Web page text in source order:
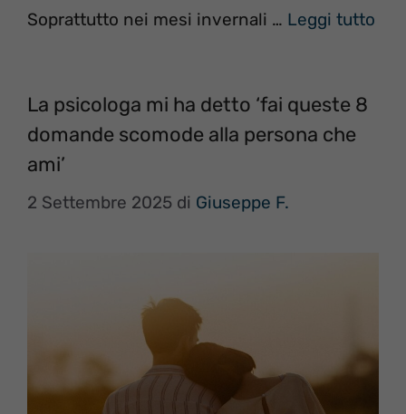
Soprattutto nei mesi invernali … Leggi tutto
La psicologa mi ha detto ‘fai queste 8
domande scomode alla persona che
ami’
2 Settembre 2025 di Giuseppe F.